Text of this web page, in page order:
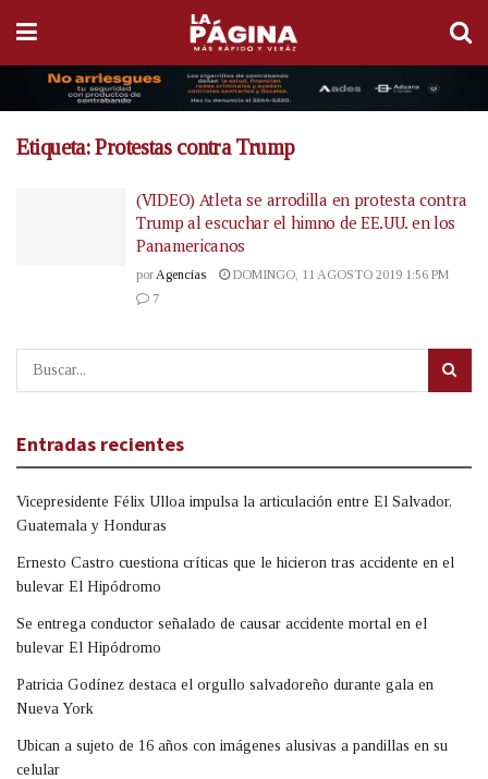
Etiqueta:Protestas contra Trump
(VIDEO) Atleta se arrodilla en protesta contra
Trump al escuchar el himno de EE.UU. en los
Panamericanos
por Agencias
DOMINGO, 11 AGOSTO 2019 1:56 PM
7
Entradas recientes
Vicepresidente Félix Ulloa impulsa la articulación entre El Salvador,
Guatemala y Honduras
Ernesto Castro cuestiona críticas que le hicieron tras accidente en el
bulevar El Hipódromo
Se entrega conductor señalado de causar accidente mortal en el
bulevar El Hipódromo
Patricia Godínez destaca el orgullo salvadoreño durante gala en
Nueva York
Ubican a sujeto de 16 años con imágenes alusivas a pandillas en su
celular